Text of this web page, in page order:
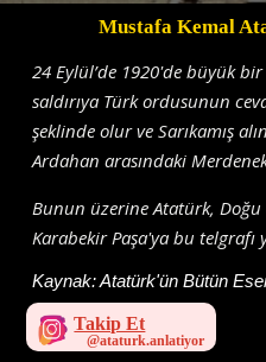
Mustafa Kemal
24 Eylül’de 1920'de büyük bir
saldırıya Türk ordusunun
şeklinde olur ve Sarıkamış
Ardahan arasındaki
Bunun üzerine Atatürk, Doğu
Karabekir Paşa'ya bu telgrafı
Kaynak:Atatürk'ün Bütün
Takip Et